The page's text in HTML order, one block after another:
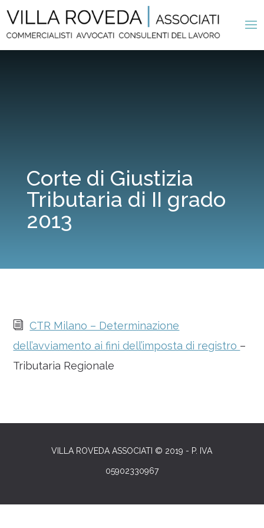
Corte di Giustizia
Tributaria di II grado
2013
i
CTR Milano – Determinazione
dell’avviamento ai fini dell’imposta di registro –
Tributaria Regionale
VILLA ROVEDA ASSOCIATI © 2019 - P. IVA
05902330967